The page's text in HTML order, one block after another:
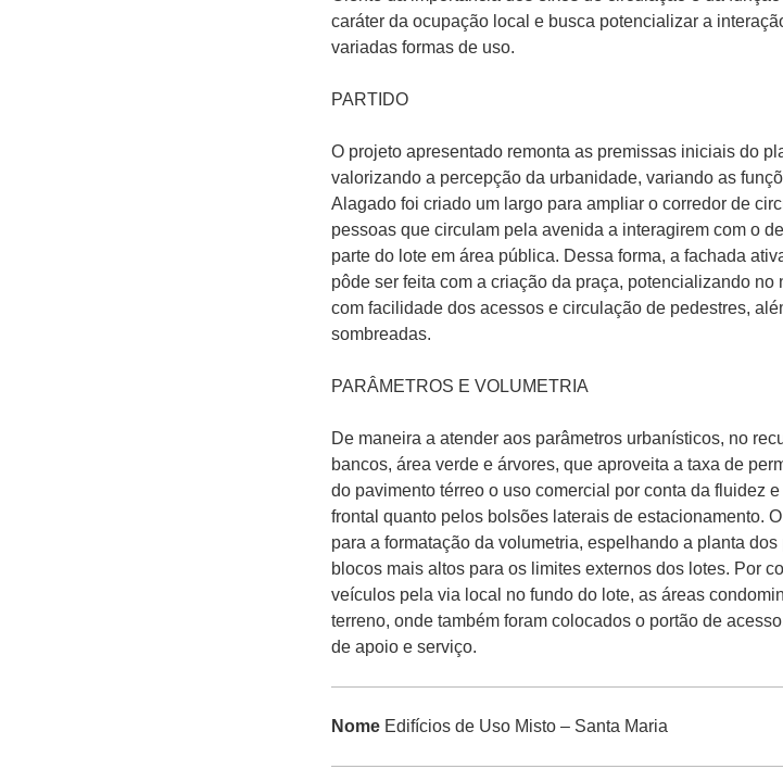
caráter da ocupação local e busca potencializar a
variadas formas de uso.
PARTIDO
O projeto apresentado remonta as premissas iniciais do
valorizando a percepção da urbanidade, variando as
Alagado foi criado um largo para ampliar o corredor de
pessoas que circulam pela avenida a interagirem com o
parte do lote em área pública. Dessa forma, a fachada
pôde ser feita com a criação da praça, potencializando no
com facilidade dos acessos e circulação de pedestres,
sombreadas.
PARÂMETROS E VOLUMETRIA
De maneira a atender aos parâmetros urbanísticos, no
bancos, área verde e árvores, que aproveita a taxa de
do pavimento térreo o uso comercial por conta da fluidez
frontal quanto pelos bolsões laterais de estacionamento.
para a formatação da volumetria, espelhando a planta
blocos mais altos para os limites externos dos lotes. Por
veículos pela via local no fundo do lote, as áreas
terreno, onde também foram colocados o portão de
de apoio e serviço.
NomeEdifícios de Uso Misto – Santa Maria